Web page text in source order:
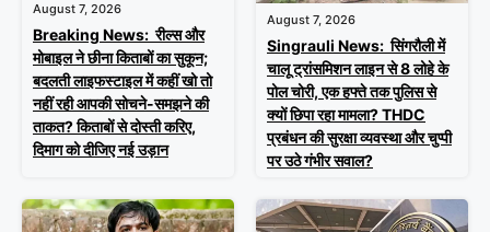
August 7, 2026
Breaking News: रील्स और
मोबाइल ने छीना किताबों का सुकून;
बदलती लाइफस्टाइल में कहीं खो तो
नहीं रही आपकी सोचने-समझने की
ताकत? किताबों से दोस्ती करिए,
दिमाग को दीजिए नई उड़ान
August 7, 2026
Singrauli News: सिंगरौली में
चालू ट्रांसमिशन लाइन से 8 लोहे के
पोल चोरी, एक हफ्ते तक पुलिस से
क्यों छिपा रहा मामला? THDC
प्रबंधन की सुरक्षा व्यवस्था और चुप्पी
पर उठे गंभीर सवाल?